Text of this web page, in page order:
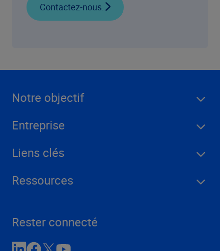
Contactez-nous.
Notre objectif
Entreprise
Liens clés
Ressources
Rester connecté